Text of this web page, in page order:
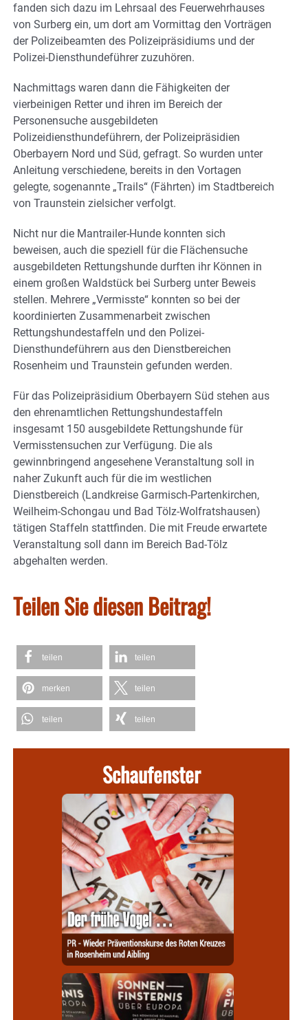
fanden sich dazu im Lehrsaal des Feuerwehrhauses
von Surberg ein, um dort am Vormittag den Vorträgen
der Polizeibeamten des Polizeipräsidiums und der
Polizei-Diensthundeführer zuzuhören.
Nachmittags waren dann die Fähigkeiten der
vierbeinigen Retter und ihren im Bereich der
Personensuche ausgebildeten
Polizeidiensthundeführern, der Polizeipräsidien
Oberbayern Nord und Süd, gefragt. So wurden unter
Anleitung verschiedene, bereits in den Vortagen
gelegte, sogenannte „Trails“ (Fährten) im Stadtbereich
von Traunstein zielsicher verfolgt.
Nicht nur die Mantrailer-Hunde konnten sich
beweisen, auch die speziell für die Flächensuche
ausgebildeten Rettungshunde durften ihr Können in
einem großen Waldstück bei Surberg unter Beweis
stellen. Mehrere „Vermisste“ konnten so bei der
koordinierten Zusammenarbeit zwischen
Rettungshundestaffeln und den Polizei-
Diensthundeführern aus den Dienstbereichen
Rosenheim und Traunstein gefunden werden.
Für das Polizeipräsidium Oberbayern Süd stehen aus
den ehrenamtlichen Rettungshundestaffeln
insgesamt 150 ausgebildete Rettungshunde für
Vermisstensuchen zur Verfügung. Die als
gewinnbringend angesehene Veranstaltung soll in
naher Zukunft auch für die im westlichen
Dienstbereich (Landkreise Garmisch-Partenkirchen,
Weilheim-Schongau und Bad Tölz-Wolfratshausen)
tätigen Staffeln stattfinden. Die mit Freude erwartete
Veranstaltung soll dann im Bereich Bad-Tölz
abgehalten werden.
Teilen Sie diesen Beitrag!
teilen teilen
merken teilen
teilen teilen
Schaufenster